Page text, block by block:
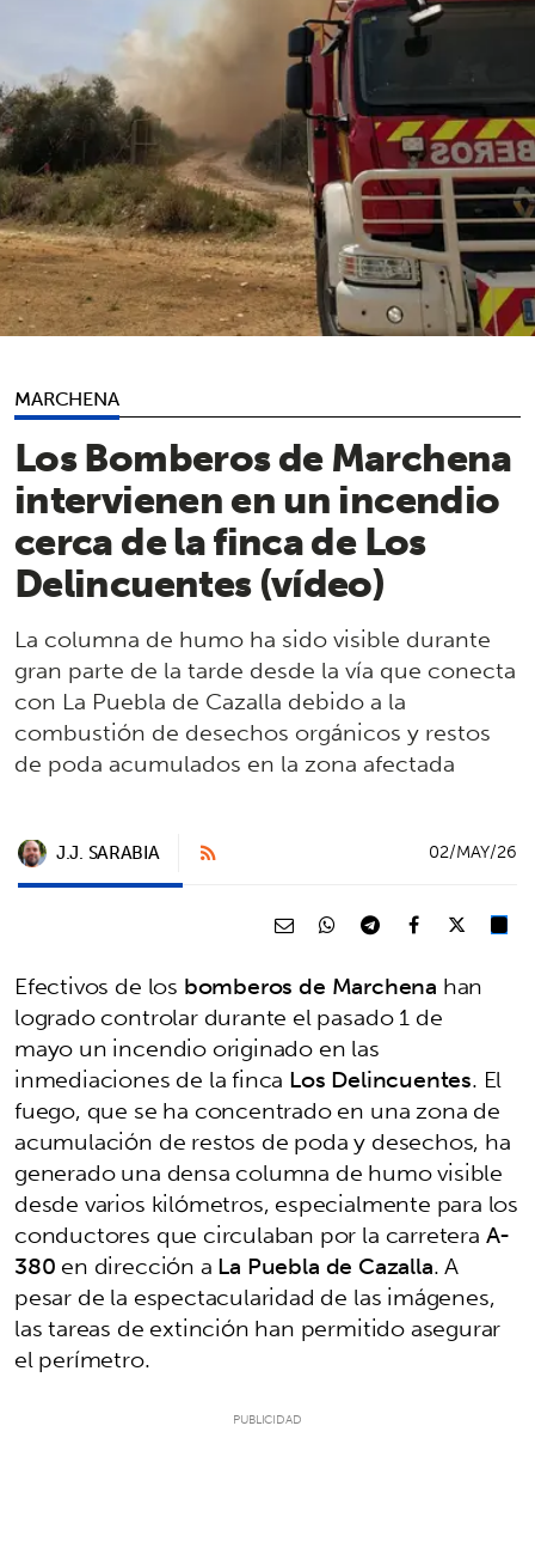
MARCHENA
Los Bomberos de Marchena
intervienen en un incendio
cerca de la finca de Los
Delincuentes (vídeo)
La columna de humo ha sido visible durante
gran parte de la tarde desde la vía que conecta
con La Puebla de Cazalla debido a la
combustión de desechos orgánicos y restos
de poda acumulados en la zona afectada
J.J. SARABIA 02/MAY/26
Efectivos de los bomberos de Marchena han
logrado controlar durante el pasado 1 de
mayo un incendio originado en las
inmediaciones de la finca Los Delincuentes. El
fuego, que se ha concentrado en una zona de
acumulación de restos de poda y desechos, ha
generado una densa columna de humo visible
desde varios kilómetros, especialmente para los
conductores que circulaban por la carreteraA-
380en dirección aLa Puebla de Cazalla. A
pesar de la espectacularidad de las imágenes,
las tareas de extinción han permitido asegurar
el perímetro.